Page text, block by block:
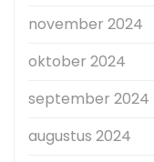
november 2024
oktober 2024
september 2024
augustus 2024